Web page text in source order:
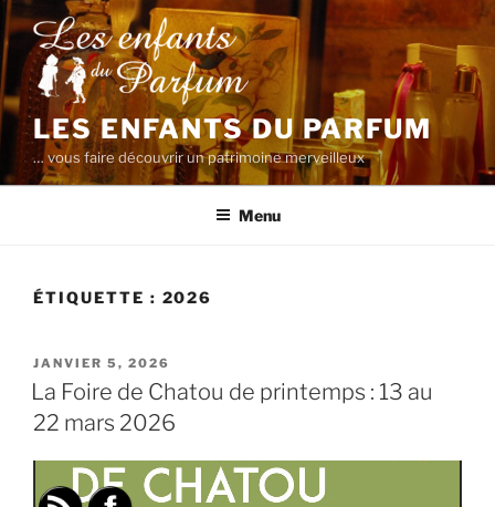
Aller
au
contenu
principal
LES ENFANTS DU PARFUM
… vous faire découvrir un patrimoine merveilleux
Menu
ÉTIQUETTE : 2026
PUBLIÉ
LE
JANVIER 5, 2026
La Foire de Chatou de printemps : 13 au
22 mars 2026